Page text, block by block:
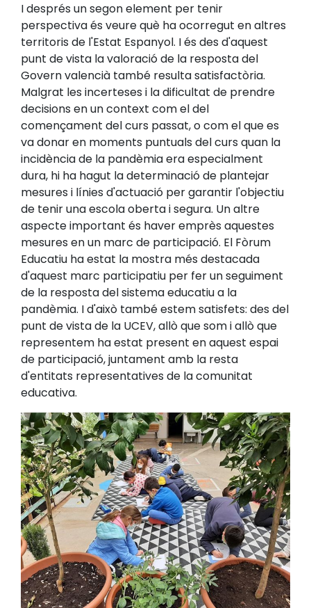
I després un segon element per tenir
perspectiva és veure què ha ocorregut en altres
territoris de l'Estat Espanyol. I és des d'aquest
punt de vista la valoració de la resposta del
Govern valencià també resulta satisfactòria.
Malgrat les incerteses i la dificultat de prendre
decisions en un context com el del
començament del curs passat, o com el que es
va donar en moments puntuals del curs quan la
incidència de la pandèmia era especialment
dura, hi ha hagut la determinació de plantejar
mesures i línies d'actuació per garantir l'objectiu
de tenir una escola oberta i segura. Un altre
aspecte important és haver emprès aquestes
mesures en un marc de participació. El Fòrum
Educatiu ha estat la mostra més destacada
d'aquest marc participatiu per fer un seguiment
de la resposta del sistema educatiu a la
pandèmia. I d'això també estem satisfets: des del
punt de vista de la UCEV, allò que som i allò que
representem ha estat present en aquest espai
de participació, juntament amb la resta
d'entitats representatives de la comunitat
educativa.